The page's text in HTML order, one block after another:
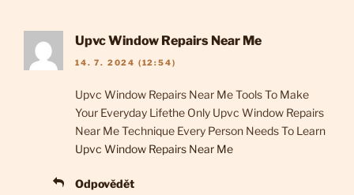
Upvc Window Repairs Near Me
14. 7. 2024 (12:54)
Upvc Window Repairs Near Me Tools To Make
Your Everyday Lifethe Only Upvc Window Repairs
Near Me Technique Every Person Needs To Learn
Upvc Window Repairs Near Me
Odpovědět